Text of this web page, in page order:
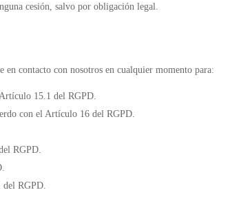
cesión, salvo por obligación legal.
en contacto con nosotros en cualquier momento para:
15.1 del RGPD.
con el Artículo 16 del RGPD.
RGPD.
del RGPD.